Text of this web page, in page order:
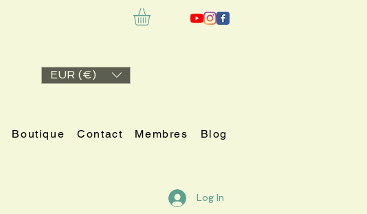
EUR (€)
Boutique Contact Membres Blog
Log In